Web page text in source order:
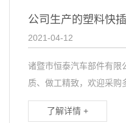
2021-04-12
诸暨市恒泰汽车部件有限
质、做工精致，欢迎采购
了解详情 +